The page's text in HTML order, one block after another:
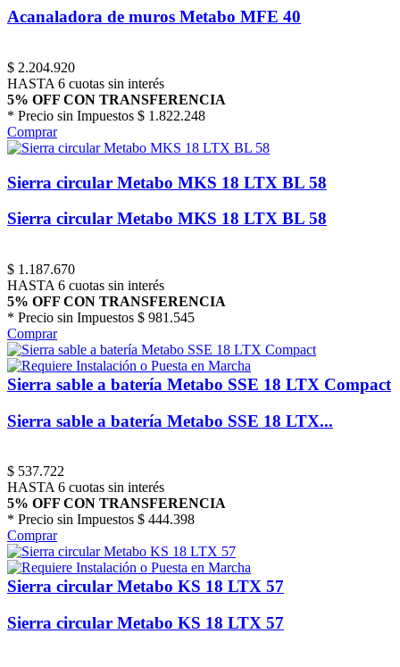
Acanaladora de muros Metabo MFE 40
$ 2.204.920
HASTA 6 cuotas sin interés
5% OFF CON TRANSFERENCIA
* Precio sin Impuestos $ 1.822.248
Comprar
Sierra circular Metabo MKS 18 LTX BL 58
Sierra circular Metabo MKS 18 LTX BL 58
$ 1.187.670
HASTA 6 cuotas sin interés
5% OFF CON TRANSFERENCIA
* Precio sin Impuestos $ 981.545
Comprar
Sierra sable a batería Metabo SSE 18 LTX Compact
Sierra sable a batería Metabo SSE 18 LTX...
$ 537.722
HASTA 6 cuotas sin interés
5% OFF CON TRANSFERENCIA
* Precio sin Impuestos $ 444.398
Comprar
Sierra circular Metabo KS 18 LTX 57
Sierra circular Metabo KS 18 LTX 57